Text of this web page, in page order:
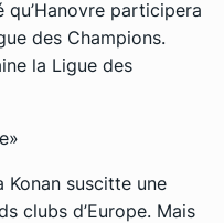
qu’Hanovre participera
des Champions.
la Ligue des
Konan suscitte une
clubs d’Europe. Mais